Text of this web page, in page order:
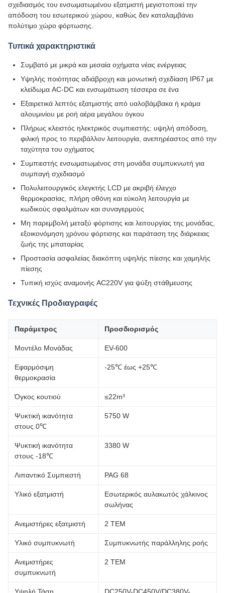
σχεδιασμός του ενσωματωμένου εξατμιστή μεγιστοποιεί την
απόδοση του εσωτερικού χώρου, καθώς δεν καταλαμβάνει
πολύτιμο χώρο φόρτωσης.
Τυπικά χαρακτηριστικά
Συμβατό με μικρά και μεσαία οχήματα νέας ενέργειας
Υψηλής ποιότητας αδιάβροχη και μονωτική σχεδίαση IP67 με
κλείδωμα AC-DC και ενσωμάτωση τέσσερα σε ένα
Εξαιρετικά λεπτός εξατμιστής από υαλοβάμβακα ή κράμα
αλουμινίου με ροή αέρα μεγάλου όγκου
Πλήρως κλειστός ηλεκτρικός συμπιεστής: υψηλή απόδοση,
φιλική προς το περιβάλλον λειτουργία, ανεπηρέαστος από την
ταχύτητα του οχήματος
Συμπιεστής ενσωματωμένος στη μονάδα συμπυκνωτή για
συμπαγή σχεδιασμό
Πολυλειτουργικός ελεγκτής LCD με ακριβή έλεγχο
θερμοκρασίας, πλήρη οθόνη και εύκολη λειτουργία με
κωδικούς σφαλμάτων και συναγερμούς
Μη παρεμβολή μεταξύ φόρτισης και λειτουργίας της μονάδας,
εξοικονόμηση χρόνου φόρτισης και παράταση της διάρκειας
ζωής της μπαταρίας
Προστασία ασφαλείας διακόπτη υψηλής πίεσης και χαμηλής
πίεσης
Τυπική ισχύς αναμονής AC220V για ψύξη στάθμευσης
Τεχνικές Προδιαγραφές
Παράμετρος Προσδιορισμός
Μοντέλο Μονάδας EV-600
Εφαρμόσιμη
θερμοκρασία
-25℃ έως +25℃
Όγκος κουτιού ≤22m³
Ψυκτική ικανότητα
στους 0℃
5750 W
Ψυκτική ικανότητα
στους -18℃
3380 W
Λιπαντικό Συμπιεστή PAG 68
Υλικό εξατμιστή
Εσωτερικός αυλακωτός χάλκινος
σωλήνας
Ανεμιστήρες εξατμιστή 2 ΤΕΜ
Υλικό συμπυκνωτή Συμπυκνωτής παράλληλης ροής
Ανεμιστήρες
συμπυκνωτή
2 ΤΕΜ